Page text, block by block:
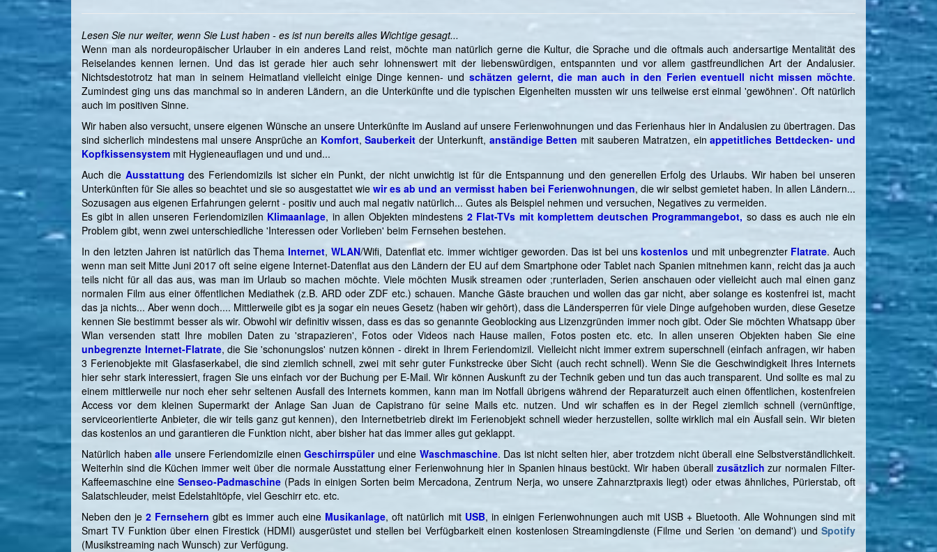
Lesen Sie nur weiter, wenn Sie Lust haben - es ist nun bereits alles Wichtige gesagt...
Wenn man als nordeuropäischer Urlauber in ein anderes Land reist, möchte man natürlich gerne die Kultur, die Sprache und die oftmals auch andersartige Mentalität des
Reiselandes kennen lernen. Und das ist gerade hier auch sehr lohnenswert mit der liebenswürdigen, entspannten und vor allem gastfreundlichen Art der Andalusier.
Nichtsdestotrotz hat man in seinem Heimatland vielleicht einige Dinge kennen- und schätzen gelernt, die man auch in den Ferien eventuell nicht missen möchte.
Zumindest ging uns das manchmal so in anderen Ländern, an die Unterkünfte und die typischen Eigenheiten mussten wir uns teilweise erst einmal 'gewöhnen'. Oft natürlich
auch im positiven Sinne.
Wir haben also versucht, unsere eigenen Wünsche an unsere Unterkünfte im Ausland auf unsere Ferienwohnungen und das Ferienhaus hier in Andalusien zu übertragen. Das
sind sicherlich mindestens mal unsere Ansprüche an Komfort,Sauberkeit der Unterkunft, anständige Betten mit sauberen Matratzen, einappetitliches Bettdecken- und
Kopfkissensystem mit Hygieneauflagen und und und...
Auch die Ausstattung des Feriendomizils ist sicher ein Punkt, der nicht unwichtig ist für die Entspannung und den generellen Erfolg des Urlaubs. Wir haben bei unseren
Unterkünften für Sie alles so beachtet und sie so ausgestattet wie wir es ab und an vermisst haben bei Ferienwohnungen, die wir selbst gemietet haben. In allen Ländern...
Sozusagen aus eigenen Erfahrungen gelernt - positiv und auch mal negativ natürlich... Gutes als Beispiel nehmen und versuchen, Negatives zu vermeiden.
Es gibt in allen unseren Feriendomizilen Klimaanlage, in allen Objekten mindestens 2 Flat-TVs mit komplettem deutschen Programmangebot, so dass es auch nie ein
Problem gibt, wenn zwei unterschiedliche 'Interessen oder Vorlieben' beim Fernsehen bestehen.
In den letzten Jahren ist natürlich das Thema Internet, WLAN/Wifi, Datenflat etc. immer wichtiger geworden. Das ist bei unskostenlos und mit unbegrenzter Flatrate. Auch
wenn man seit Mitte Juni 2017 oft seine eigene Internet-Datenflat aus den Ländern der EU auf dem Smartphone oder Tablet nach Spanien mitnehmen kann, reicht das ja auch
teils nicht für all das aus, was man im Urlaub so machen möchte. Viele möchten Musik streamen oder ;runterladen, Serien anschauen oder vielleicht auch mal einen ganz
normalen Film aus einer öffentlichen Mediathek (z.B. ARD oder ZDF etc.) schauen. Manche Gäste brauchen und wollen das gar nicht, aber solange es kostenfrei ist, macht
das ja nichts... Aber wenn doch.... Mittlerweile gibt es ja sogar ein neues Gesetz (haben wir gehört), dass die Ländersperren für viele Dinge aufgehoben wurden, diese Gesetze
kennen Sie bestimmt besser als wir. Obwohl wir definitiv wissen, dass es das so genannte Geoblocking aus Lizenzgründen immer noch gibt. Oder Sie möchten Whatsapp über
Wlan versenden statt Ihre mobilen Daten zu 'strapazieren', Fotos oder Videos nach Hause mailen, Fotos posten etc. etc. In allen unseren Objekten haben Sie eine
unbegrenzte Internet-Flatrate, die Sie 'schonungslos' nutzen können - direkt in Ihrem Feriendomizil. Vielleicht nicht immer extrem superschnell (einfach anfragen, wir haben
3 Ferienobjekte mit Glasfaserkabel, die sind ziemlich schnell, zwei mit sehr guter Funkstrecke über Sicht (auch recht schnell). Wenn Sie die Geschwindigkeit Ihres Internets
hier sehr stark interessiert, fragen Sie uns einfach vor der Buchung per E-Mail. Wir können Auskunft zu der Technik geben und tun das auch transparent. Und sollte es mal zu
einem mittlerweile nur noch eher sehr seltenen Ausfall des Internets kommen, kann man im Notfall übrigens während der Reparaturzeit auch einen öffentlichen, kostenfreien
Access vor dem kleinen Supermarkt der Anlage San Juan de Capistrano für seine Mails etc. nutzen. Und wir schaffen es in der Regel ziemlich schnell (vernünftige,
serviceorientierte Anbieter, die wir teils ganz gut kennen), den Internetbetrieb direkt im Ferienobjekt schnell wieder herzustellen, sollte wirklich mal ein Ausfall sein. Wir bieten
das kostenlos an und garantieren die Funktion nicht, aber bisher hat das immer alles gut geklappt.
Natürlich haben alle unsere Feriendomizile einen Geschirrspülerund eine Waschmaschine. Das ist nicht selten hier, aber trotzdem nicht überall eine Selbstverständlichkeit.
Weiterhin sind die Küchen immer weit über die normale Ausstattung einer Ferienwohnung hier in Spanien hinaus bestückt. Wir haben überall zusätzlich zur normalen Filter-
Kaffeemaschine eineSenseo-Padmaschine (Pads in einigen Sorten beim Mercadona, Zentrum Nerja, wo unsere Zahnarztpraxis liegt) oder etwas ähnliches, Pürierstab, oft
Salatschleuder, meist Edelstahltöpfe, viel Geschirr etc. etc.
Neben den je2 Fernsehern gibt es immer auch eine Musikanlage, oft natürlich mit USB, in einigen Ferienwohnungen auch mit USB + Bluetooth. Alle Wohnungen sind mit
Smart TV Funktion über einen Firestick (HDMI) ausgerüstet und stellen bei Verfügbarkeit einen kostenlosen Streamingdienste (Filme und Serien 'on demand') und Spotify
(Musikstreaming nach Wunsch) zur Verfügung.